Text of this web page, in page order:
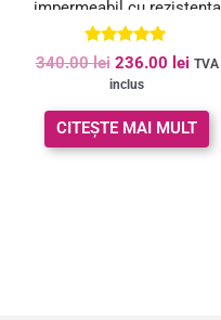
impermeabil cu rezistenta
UV, verde
Evaluat la
5.00
din 5
340.00lei 236.00 lei TVA
inclus
CITEȘTE MAI MULT